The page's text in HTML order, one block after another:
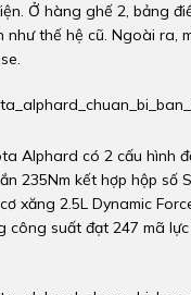
Ở hàng ghế 2, bảng
như thế hệ cũ. Ngoài
Alphard có 2 cấu hình
235Nm kết hợp hộp
xăng 2.5L Dynamic
công suất đạt 247 mã